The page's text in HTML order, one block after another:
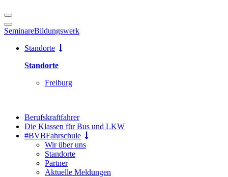
SeminareBildungswerk
Standorte
Standorte
Freiburg
Berufskraftfahrer
Die Klassen für Bus und LKW
#BVBFahrschule
Wir über uns
Standorte
Partner
Aktuelle Meldungen